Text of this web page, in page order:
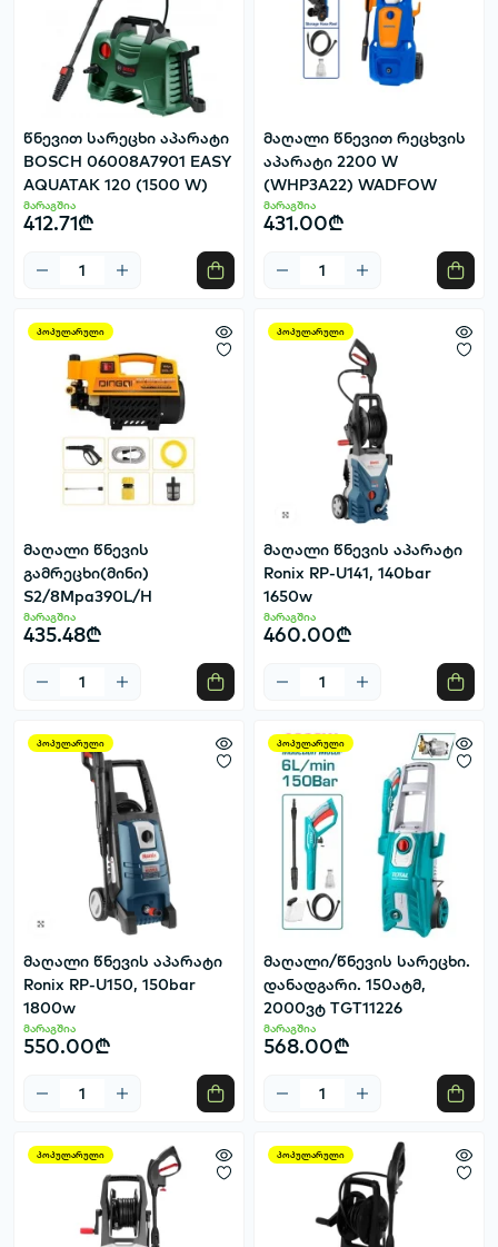
წნევით სარეცხი აპარატი
BOSCH 06008A7901 EASY
AQUATAK 120 (1500 W)
მარაგშია
412.71₾
მაღალი წნევით რეცხვის
აპარატი 2200 W
(WHP3A22) WADFOW
მარაგშია
431.00₾
პოპულარული
მაღალი წნევის
გამრეცხი(მინი)
S2/8Mpa390L/H
მარაგშია
435.48₾
პოპულარული
მაღალი წნევის აპარატი
Ronix RP-U141, 140bar
1650w
მარაგშია
460.00₾
პოპულარული
მაღალი წნევის აპარატი
Ronix RP-U150, 150bar
1800w
მარაგშია
550.00₾
პოპულარული
მაღალი/წნევის სარეცხი.
დანადგარი. 150ატმ,
2000ვტ TGT11226
მარაგშია
568.00₾
პოპულარული პოპულარული